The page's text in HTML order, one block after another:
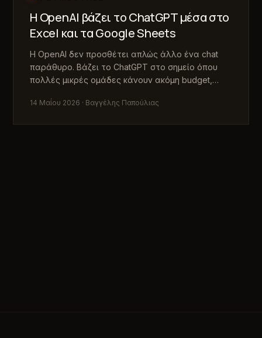
Η OpenAI βάζει το ChatGPT μέσα στο
Excel και τα Google Sheets
Η OpenAI δεν προσθέτει απλώς άλλο ένα chat
παράθυρο. Βάζει το ChatGPT στο σημείο όπου
πολλές μικρές ομάδες κάνουν ακόμη budget,
επιχειρησιακές αποφάσεις.
14 Μαΐου 2026 · Βαγγέλης Παπούλιας